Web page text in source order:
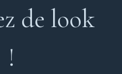
de look
!